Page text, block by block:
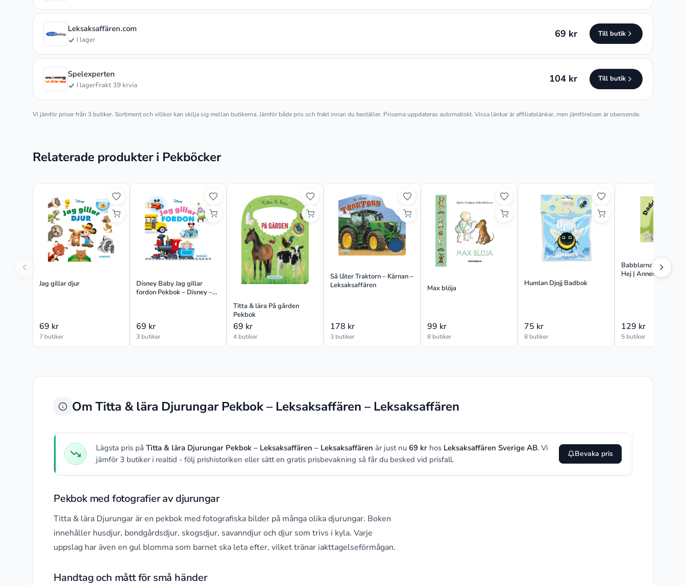
Leksaksaffären.com
I lager
69 kr Till butik
Spelexperten
I lagerFrakt 39 krvia
104 kr Till butik
Vi jämför priser från 3 butiker. Sortiment och villkor kan skilja sig mellan butikerna. Jämför både pris och frakt innan du beställer. Priserna uppdateras automatiskt. Vissa länkar är affiliatelänkar, men jämförelsen är oberoende.
Relaterade produkter i Pekböcker
Jag gillar djur
69 kr
7 butiker
Disney Baby Jag gillar
fordon Pekbok – Disney –
69 kr
3 butiker
Titta & lära På gården
Pekbok
69 kr
4 butiker
Så låter Traktorn – Kärnan –
Leksaksaffären
178 kr
3 butiker
Max blöja
99 kr
8 butiker
Humlan Djojj Badbok
75 kr
8 butiker
Babblarna – Dadda
Hej | Anneli Tisell
129 kr
5 butiker
Om Titta & lära Djurungar Pekbok – Leksaksaffären – Leksaksaffären
Lägsta pris på Titta & lära Djurungar Pekbok – Leksaksaffären – Leksaksaffären är just nu 69 kr hos Leksaksaffären Sverige AB. Vi
jämför 3 butiker i realtid - följ prishistoriken eller sätt en gratis prisbevakning så får du besked vid prisfall.
Bevaka pris
Pekbok med fotografier av djurungar
Titta & lära Djurungar är en pekbok med fotografiska bilder på många olika djurungar. Boken
innehåller husdjur, bondgårdsdjur, skogsdjur, savanndjur och djur som trivs i kyla. Varje
uppslag har även en gul blomma som barnet ska leta efter, vilket tränar iakttagelseförmågan.
Handtag och mått för små händer